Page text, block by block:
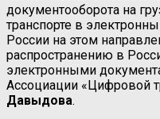
документооборота на
транспорте в
России на этом
распространению в
электронными
Ассоциации «Цифровой
Давыдова.